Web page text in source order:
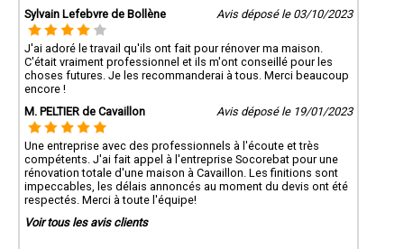
Sylvain Lefebvre de Bollène Avis déposé le 03/10/2023
J'ai adoré le travail qu'ils ont fait pour rénover ma maison.
C'était vraiment professionnel et ils m'ont conseillé pour les
choses futures. Je les recommanderai à tous. Merci beaucoup
encore !
M. PELTIER de Cavaillon
Avis déposé le 19/01/2023
Une entreprise avec des professionnels à l'écoute et très
compétents. J'ai fait appel à l'entreprise Socorebat pour une
rénovation totale d'une maison à Cavaillon. Les finitions sont
impeccables, les délais annoncés au moment du devis ont été
respectés. Merci à toute l'équipe!
Voir tous les avis clients